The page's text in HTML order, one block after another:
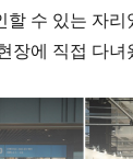
할 수 있는 자리
장에 직접 다녀